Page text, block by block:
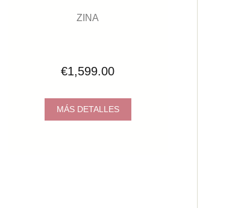
ZINA
€1,599.00
MÁS DETALLES